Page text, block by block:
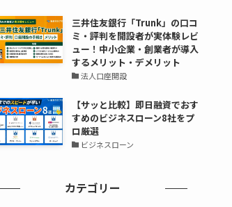
三井住友銀行「Trunk」の口コ
ミ・評判を開設者が実体験レビ
ュー！中小企業・創業者が導入
するメリット・デメリット
法人口座開設
【サッと比較】即日融資でおす
すめのビジネスローン8社をプ
ロ厳選
ビジネスローン
カテゴリー